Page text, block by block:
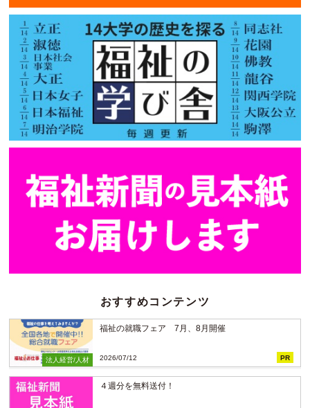
おすすめコンテンツ
法人経営/人材
福祉の就職フェア 7月、8月開催
2026/07/12 PR
４週分を無料送付！